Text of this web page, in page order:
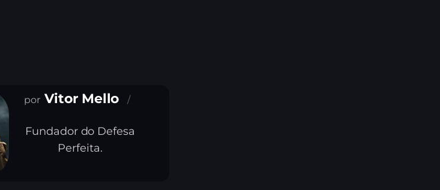
Vitor Mello
Fundador do Defesa
Perfeita.